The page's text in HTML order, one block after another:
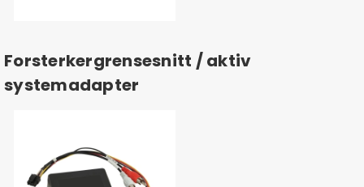
Forsterkergrensesnitt / aktiv
systemadapter